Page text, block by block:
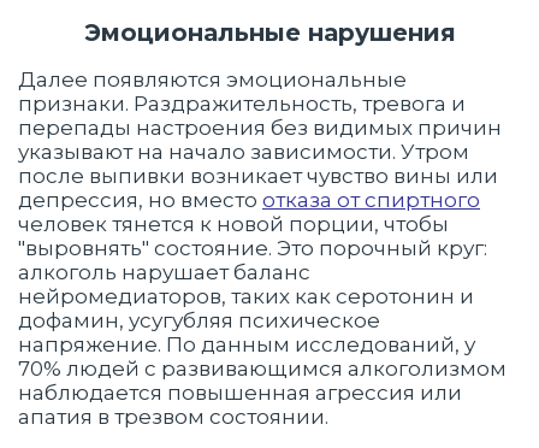
Эмоциональные нарушения
Далее появляются эмоциональные
признаки. Раздражительность, тревога и
перепады настроения без видимых причин
указывают на начало зависимости. Утром
после выпивки возникает чувство вины или
депрессия, но вместо отказа от спиртного
человек тянется к новой порции, чтобы
"выровнять" состояние. Это порочный круг:
алкоголь нарушает баланс
нейромедиаторов, таких как серотонин и
дофамин, усугубляя психическое
напряжение. По данным исследований, у
70% людей с развивающимся алкоголизмом
наблюдается повышенная агрессия или
апатия в трезвом состоянии.